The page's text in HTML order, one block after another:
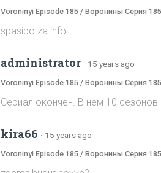
Voroninyi Episode 185 / Воронины Серия 185
spasibo za info
administrator · 15 years ago
Voroninyi Episode 185 / Воронины Серия 185
Сериал окончен. В нем 10 сезонов
kira66 · 15 years ago
Voroninyi Episode 185 / Воронины Серия 185